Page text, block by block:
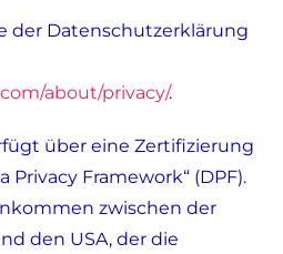
der Datenschutzerklärung
about/privacy/.
über eine Zertifizierung
Privacy Framework“ (DPF).
zwischen der
den USA, der die